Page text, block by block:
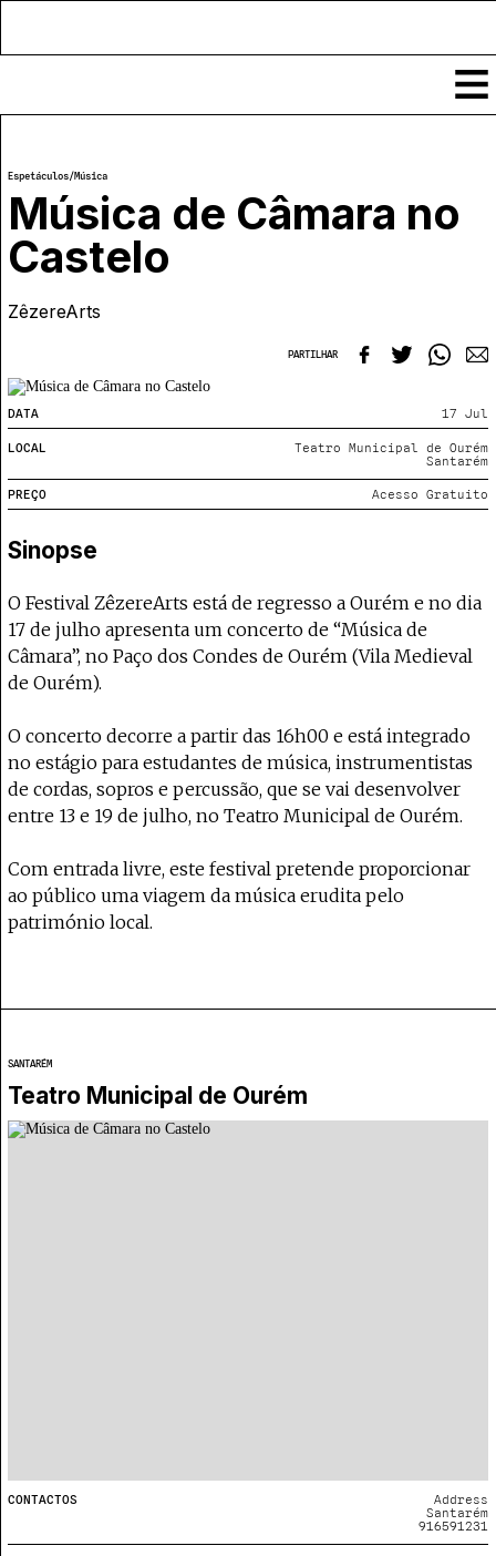
Notícias
Classificados
Ver todos
Agenda
Espetáculos
Por Localidade
Mapa
Submeter Eventos
Crítica
Cursos Curtos
Formadores
Recursos
Links úteis
Publicações
Projecto e Equipa
Ficha Técnica
Contactar
Política de privacidade - App
Coffeelabs Cursos curtos
Apoiar
Espetáculos/Música
Música de Câmara no
Castelo
ZêzereArts
PARTILHAR
DATA 17 Jul
LOCAL
Teatro Municipal de Ourém
Santarém
PREÇO Acesso Gratuito
Sinopse
O Festival ZêzereArts está de regresso a Ourém e no dia
17 de julho apresenta um concerto de “Música de
Câmara”, no Paço dos Condes de Ourém (Vila Medieval
de Ourém).
O concerto decorre a partir das 16h00 e está integrado
no estágio para estudantes de música, instrumentistas
de cordas, sopros e percussão, que se vai desenvolver
entre 13 e 19 de julho, no Teatro Municipal de Ourém.
Com entrada livre, este festival pretende proporcionar
ao público uma viagem da música erudita pelo
património local.
SANTARÉM
Teatro Municipal de Ourém
CONTACTOS
Address
Santarém
916591231